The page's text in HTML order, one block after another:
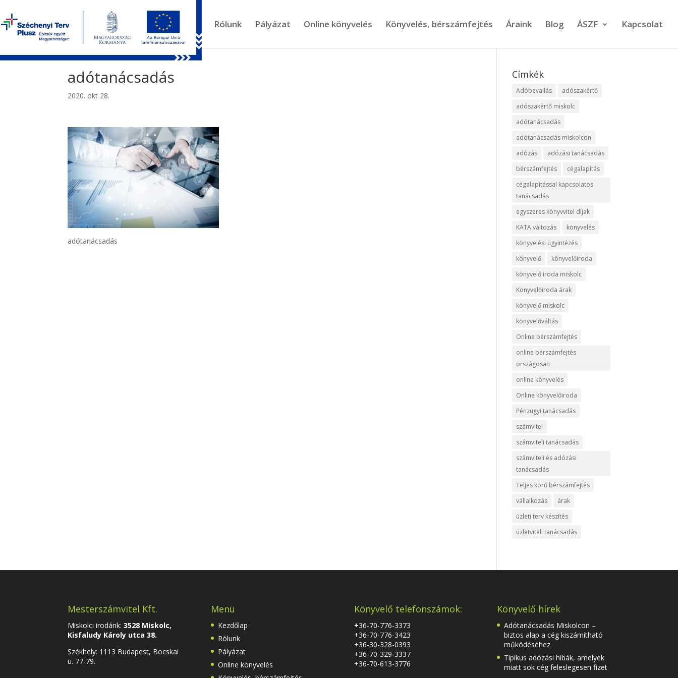
Kezdőlap Rólunk Pályázat Online könyvelés Könyvelés, bérszámfejtés Áraink Blog ÁSZF Kapcsolat
adótanácsadás
2020. okt 28.
adótanácsadás
Címkék
Adóbevallás
adószakértő
adószakértő miskolc
adótanácsadás
adótanácsadás miskolcon
adózás
adózási tanácsadás
bérszámfejtés
cégalapítás
cégalapítással kapcsolatos
tanácsadás
egyszeres könyvvitel díjak
KATA változás
könyvelés
könyvelési ügyintézés
könyvelő
könyvelőiroda
könyvelő iroda miskolc
Könyvelőiroda árak
könyvelő miskolc
könyvelőváltás
Online bérszámfejtés
online bérszámfejtés
országosan
online könyvelés
Online könyvelőiroda
Pénzügyi tanácsadás
számvitel
számviteli tanácsadás
számviteli és adózási
tanácsadás
Teljes körű bérszámfejtés
vállalkozás
árak
üzleti terv készítés
üzletviteli tanácsadás
Mesterszámvitel Kft.
Miskolci irodánk:3528 Miskolc,
Kisfaludy Károly utca 38.
Székhely: 1113 Budapest, Bocskai
u. 77-79.
Menü
Kezdőlap
Rólunk
Pályázat
Online könyvelés
Könyvelő telefonszámok:
+36-70-776-3373
+36-70-776-3423
+36-30-328-0393
+36-70-329-3337
+36-70-613-3776
Könyvelő hírek
Adótanácsadás Miskolcon –
biztos alap a cég kiszámítható
működéséhez
Tipikus adózási hibák, amelyek
miatt sok cég feleslegesen fizet